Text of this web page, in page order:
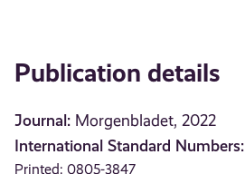
Publication details
Journal: Morgenbladet, 2022
International Standard Numbers:
Printed: 0805-3847